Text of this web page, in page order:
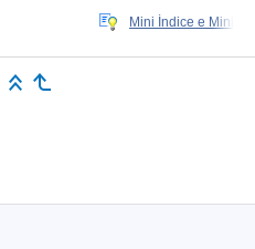
Mini Índice e Mini